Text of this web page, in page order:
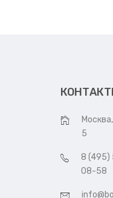
5
8 (495)
08-58